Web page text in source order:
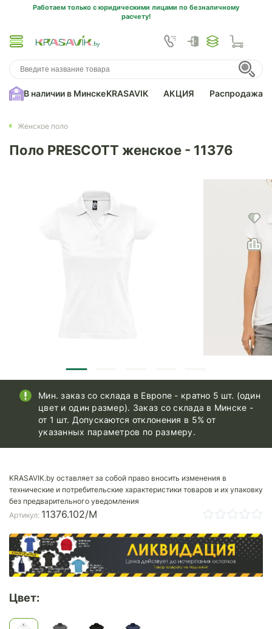
Работаем только с юридическими лицами по безналичному
расчету!
В наличии в МинскеKRASAVIK АКЦИЯ Распродажа
Женское поло
Поло PRESCOTT женское - 11376
Мин. заказ со склада в Европе - кратно 5 шт. (один
цвет и один размер). Заказ со склада в Минске -
от 1 шт. Допускаются отклонения в 5% от
указанных параметров по размеру.
KRASAVIK.by оставляет за собой право вносить изменения в
технические и потребительские характеристики товаров и их упаковку
без предварительного уведомления
Артикул: 11376.102/M
Цвет: